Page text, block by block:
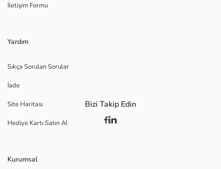
İletişim Formu
Yardım
Sıkça Sorulan Sorular
İade
Site Haritası
Hediye Kartı Satın Al
Kurumsal
Bizi Takip Edin